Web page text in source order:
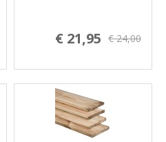
€ 21,95 € 24,00